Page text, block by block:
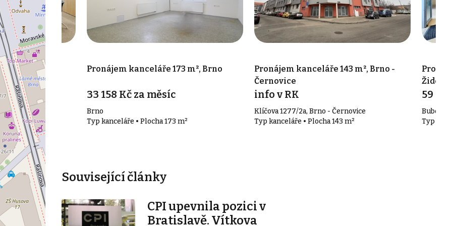
m², Brno -
m²
Pronájem kanceláře 173 m², Brno
33 158 Kč za měsíc
Brno
Typ kanceláře • Plocha 173 m²
Pronájem kanceláře 143 m², Brno -
Černovice
info v RK
Klíčova 1277/2a, Brno - Černovice
Typ kanceláře • Plocha 143 m²
59
Typ
Související články
CPI upevnila pozici v
Bratislavě. Vítkova